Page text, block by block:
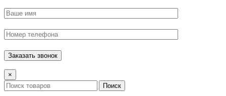
×
Поиск